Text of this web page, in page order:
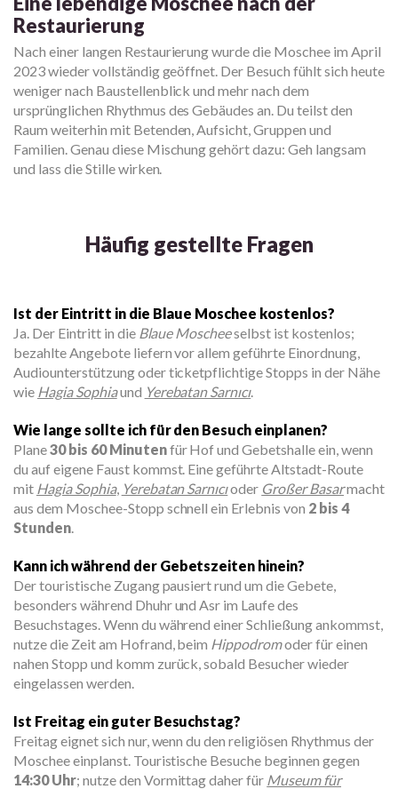
Restaurierung
Nach einer langen Restaurierung wurde die Moschee im April
2023 wieder vollständig geöffnet. Der Besuch fühlt sich heute
weniger nach Baustellenblick und mehr nach dem
ursprünglichen Rhythmus des Gebäudes an. Du teilst den
Raum weiterhin mit Betenden, Aufsicht, Gruppen und
Familien. Genau diese Mischung gehört dazu: Geh langsam
und lass die Stille wirken.
Häufig gestellte Fragen
Ist der Eintritt in die Blaue Moschee kostenlos?
Ja. Der Eintritt in die Blaue Moscheeselbst ist kostenlos;
bezahlte Angebote liefern vor allem geführte Einordnung,
Audiounterstützung oder ticketpflichtige Stopps in der Nähe
wie Hagia Sophiaund Yerebatan Sarnıcı.
Wie lange sollte ich für den Besuch einplanen?
Plane30 bis 60 Minutenfür Hof und Gebetshalle ein, wenn
du auf eigene Faust kommst. Eine geführte Altstadt-Route
mit Hagia Sophia, Yerebatan Sarnıcıoder Großer Basarmacht
aus dem Moschee-Stopp schnell ein Erlebnis von 2 bis 4
Stunden.
Kann ich während der Gebetszeiten hinein?
Der touristische Zugang pausiert rund um die Gebete,
besonders während Dhuhr und Asr im Laufe des
Besuchstages. Wenn du während einer Schließung ankommst,
nutze die Zeit am Hofrand, beim Hippodromoder für einen
nahen Stopp und komm zurück, sobald Besucher wieder
eingelassen werden.
Ist Freitag ein guter Besuchstag?
Freitag eignet sich nur, wenn du den religiösen Rhythmus der
Moschee einplanst. Touristische Besuche beginnen gegen
14:30 Uhr; nutze den Vormittag daher für Museum für